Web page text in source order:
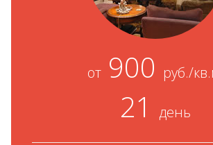
от 900 руб./
21 день